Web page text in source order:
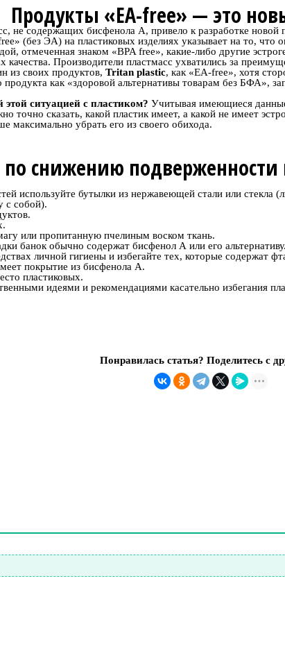
Продукты «EA-free» — это
не содержащих бисфенола А, привело к разработке новой
(без ЭА) на пластиковых изделиях указывает на то,
отмеченная знаком «BPA free», какие-либо другие
Производители пластмасс ухватились за
из своих продуктов, Tritan plastic, как «EA-free», хотя
как «здоровой альтернативы товарам без БФА»,
этой ситуацией с пластиком? Учитывая имеющиеся
сказать, какой пластик имеет, а какой не имеет
максимально убрать его из своего обихода.
снижению подверженности
используйте бутылки из нержавеющей стали или стекла
с собой).
или пропитанную пчелиным воском ткань.
банок обычно содержат бисфенол А или его альтернативу.
личной гигиены и избегайте тех, которые содержат
покрытие из бисфенола А.
пластиковых.
идеями и рекомендациями касательно избегания
Понравилась статья? Поделитесь с